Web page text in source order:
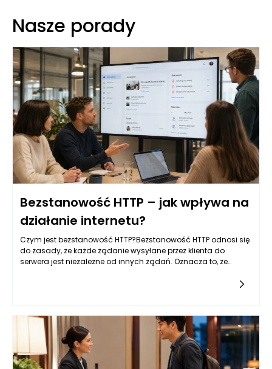
Nasze porady
Bezstanowość HTTP – jak wpływa na
działanie internetu?
Czym jest bezstanowość HTTP?Bezstanowość HTTP odnosi się
do zasady, że każde żądanie wysyłane przez klienta do
serwera jest niezależne od innych żądań. Oznacza to, że